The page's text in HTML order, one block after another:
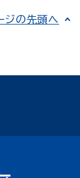
ジの先頭へ